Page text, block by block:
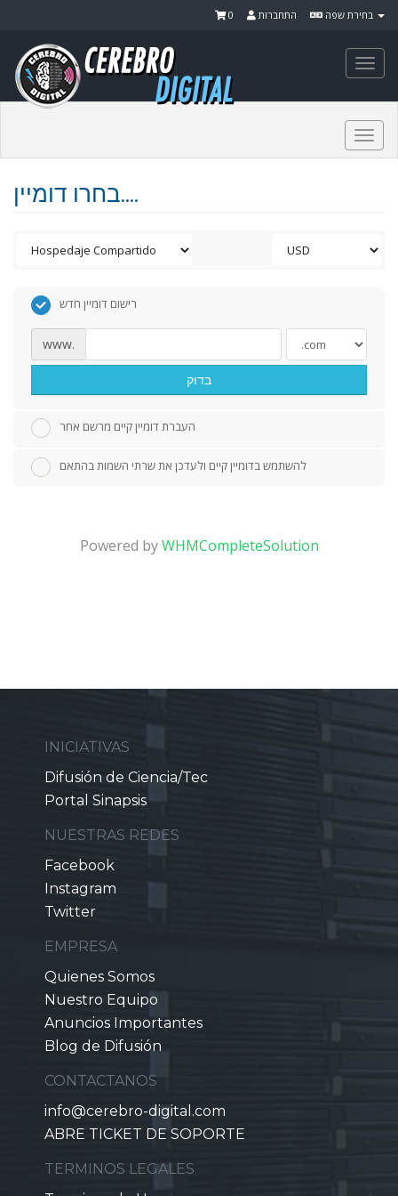
התחברות 0
בחרו דומיין....
רישום דומיין חדש
www.
בדוק
העברת דומיין קיים מרשם אחר
להשתמש בדומיין קיים ולעדכן את שרתי השמות בהתאם
Powered byWHMCompleteSolution
INICIATIVAS
Difusión de Ciencia/Tec
Portal Sinapsis
NUESTRAS REDES
Facebook
Instagram
Twitter
EMPRESA
Quienes Somos
Nuestro Equipo
Anuncios Importantes
Blog de Difusión
CONTACTANOS
info@cerebro-digital.com
ABRE TICKET DE SOPORTE
TERMINOS LEGALES